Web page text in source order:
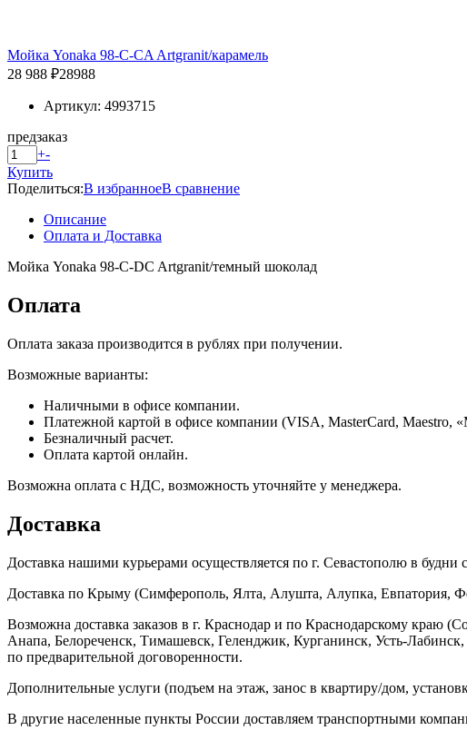
Мойка Yonaka 98-C-CA Artgranit/карамель
28 988 ₽28988
Артикул: 4993715
предзаказ
+-
Купить
Поделиться:В избранноеВ сравнение
Описание
Оплата и Доставка
Мойка Yonaka 98-C-DC Artgranit/темный шоколад
Оплата
Оплата заказа производится в рублях при получении.
Возможные варианты:
Наличными в офисе компании.
Платежной картой в офисе компании (VISA, MasterCard, Maestro,
Безналичный расчет.
Оплата картой онлайн.
Возможна оплата с НДС, возможность уточняйте у менеджера.
Доставка
Доставка нашими курьерами осуществляется по г. Севастополю в будни
Доставка по Крыму (Симферополь, Ялта, Алушта, Алупка, Евпатория,
Возможна доставка заказов в г. Краснодар и по Краснодарскому
Анапа, Белореченск, Тимашевск, Геленджик, Курганинск, Усть-
по предварительной договоренности.
Дополнительные услуги (подъем на этаж, занос в квартиру/дом,
В другие населенные пункты России доставляем транспортными